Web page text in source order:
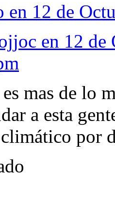
en 12 de
en 12 de
mas de lo
a esta
por